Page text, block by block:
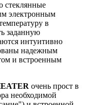
стеклянные
электронным
в
заданную
интуитивно
надежным
и встроенным
очень прост в
необходимой